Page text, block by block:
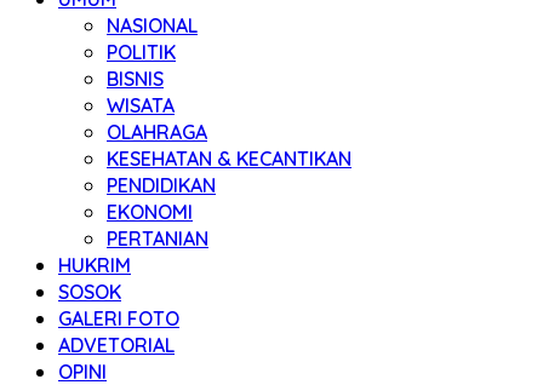
NASIONAL
POLITIK
BISNIS
WISATA
OLAHRAGA
KESEHATAN & KECANTIKAN
PENDIDIKAN
EKONOMI
PERTANIAN
HUKRIM
SOSOK
GALERI FOTO
ADVETORIAL
OPINI